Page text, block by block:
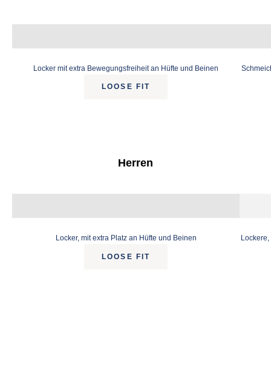
Locker mit extra Bewegungsfreiheit an Hüfte und Beinen
LOOSE FIT
Herren
Locker, mit extra Platz an Hüfte und Beinen
LOOSE FIT